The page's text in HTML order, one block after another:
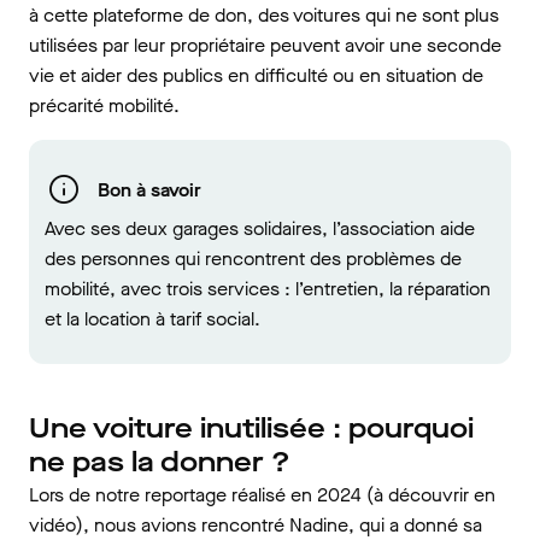
à cette plateforme de don, des voitures qui ne sont plus
utilisées par leur propriétaire peuvent avoir une seconde
vie et aider des publics en difficulté ou en situation de
précarité mobilité.
Bon à savoir
Avec ses deux garages solidaires, l’association aide
des personnes qui rencontrent des problèmes de
mobilité, avec trois services : l’entretien, la réparation
et la location à tarif social.
Une voiture inutilisée : pourquoi
ne pas la donner ?
Lors de notre reportage réalisé en 2024 (à découvrir en
vidéo), nous avions rencontré Nadine, qui a donné sa